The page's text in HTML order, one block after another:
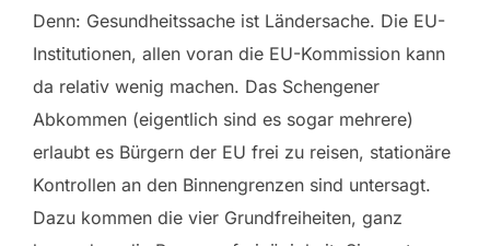
Denn: Gesundheitssache ist Ländersache. Die EU-
Institutionen, allen voran die EU-Kommission kann
da relativ wenig machen. Das Schengener
Abkommen (eigentlich sind es sogar mehrere)
erlaubt es Bürgern der EU frei zu reisen, stationäre
Kontrollen an den Binnengrenzen sind untersagt.
Dazu kommen die vier Grundfreiheiten, ganz